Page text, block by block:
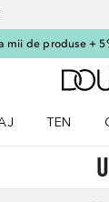
mii de produse +
TEN